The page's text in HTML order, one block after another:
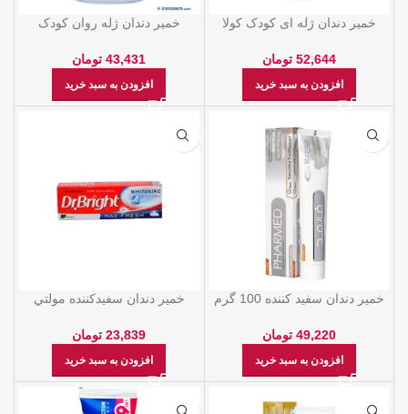
خمیر دندان ژله ای کودک کولا
52,644 تومان
افزودن به سبد خرید
خمیر دندان ژله روان کودک
43,431 تومان
افزودن به سبد خرید
خمیر دندان سفید کننده 100 گرم
49,220 تومان
افزودن به سبد خرید
خمیر دندان سفیدکننده مولتي
23,839 تومان
افزودن به سبد خرید